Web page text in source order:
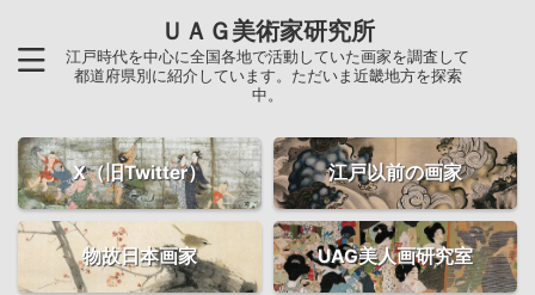
ＵＡＧ美術家研究所
江戸時代を中心に全国各地で活動していた画家を調査して
都道府県別に紹介しています。ただいま近畿地方を探索
中。
X（旧Twitter） 江戸以前の画家
物故日本画家 UAG美人画研究室